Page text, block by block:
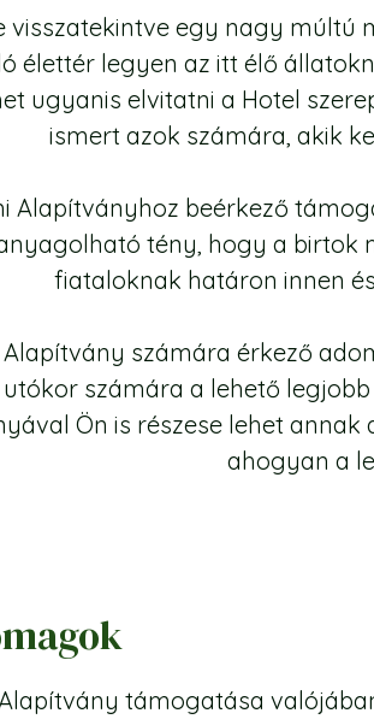
visszatekintve egy nagy
élettér legyen az itt élő
ugyanis elvitatni a Hotel
ismert azok számára, akik
Alapítványhoz beérkező
tény, hogy a
fiataloknak határon innen
számára érkező
számára a lehető
Ön is részese lehet
ahogyan a
támogatása